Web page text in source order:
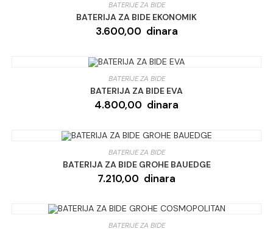
BATERIJE ZA BIDE
BATERIJA ZA BIDE EKONOMIK
3.600,00 dinara
BATERIJE ZA BIDE
BATERIJA ZA BIDE EVA
4.800,00 dinara
BATERIJE ZA BIDE
BATERIJA ZA BIDE GROHE BAUEDGE
7.210,00 dinara
BATERIJE ZA BIDE